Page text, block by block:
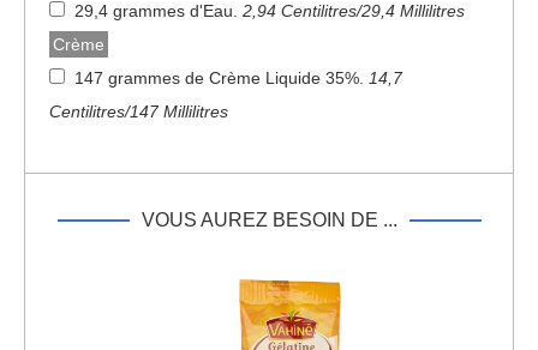
29,4 grammes d'Eau. 2,94 Centilitres/29,4 Millilitres
Crème
147 grammes de Crème Liquide 35%. 14,7
Centilitres/147 Millilitres
VOUS AUREZ BESOIN DE ...